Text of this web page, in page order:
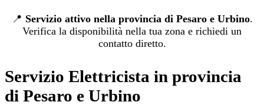
📍 Servizio attivo nella provincia di Pesaro e Urbino.
Verifica la disponibilità nella tua zona e richiedi un
contatto diretto.
Servizio Elettricista in provincia
di Pesaro e Urbino